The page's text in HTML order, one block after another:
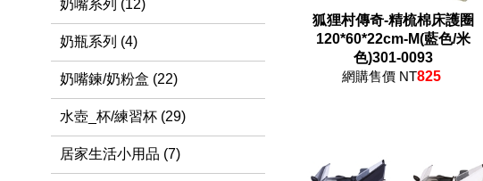
狐狸村傳奇-精梳棉床護圈
120*60*22cm-M(藍色/米
色)301-0093
網購售價 NT825
奶嘴系列 (12)
奶瓶系列 (4)
奶嘴鍊/奶粉盒 (22)
水壺_杯/練習杯 (29)
居家生活小用品 (7)